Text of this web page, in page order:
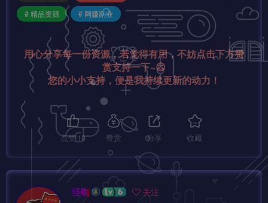
# 精品资源
# 网赚副业
用心分享每一份资源，若觉得有用，不妨点击下方赞
赏支持一下~😊
您的小小支持，便是我持续更新的动力！
点赞 10 赞赏 分享 收藏
怪咖 关注